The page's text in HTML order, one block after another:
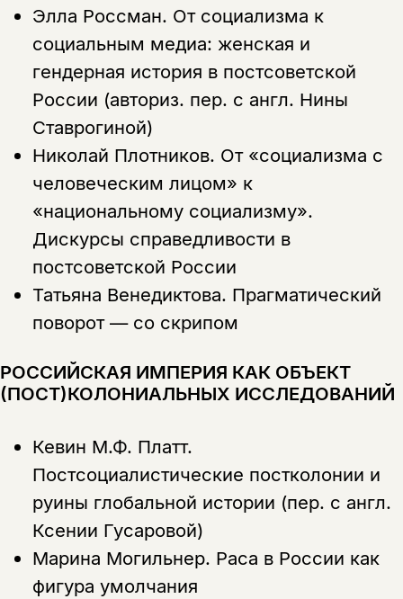
Элла Россман. От социализма к
социальным медиа: женская и
гендерная история в постсоветской
России (авториз. пер. с англ. Нины
Ставрогиной)
Николай Плотников. От «социализма с
человеческим лицом» к
«национальному социализму».
Дискурсы справедливости в
постсоветской России
Татьяна Венедиктова. Прагматический
поворот — со скрипом
РОССИЙСКАЯ ИМПЕРИЯ КАК ОБЪЕКТ
(ПОСТ)КОЛОНИАЛЬНЫХ ИССЛЕДОВАНИЙ
Кевин М.Ф. Платт.
Постсоциалистические постколонии и
руины глобальной истории (пер. с англ.
Ксении Гусаровой)
Марина Могильнер. Раса в России как
фигура умолчания
Поделиться
Подписка на рассылку
Раз в неделю мы отправляем рассылку
о книгах и событиях «НЛО».
скидку 15%
Я соглашаюсь сПолитикой конфиденциальности
подписаться
Этой книги временно
нет в продаже.
Вы можете подписаться на
уведомления, и при поступлении книги
на склад получить письмо на указанный
электронный адрес.
подписаться
Эта книга
не предназначена для
несовершеннолетних
вам уже исполнилось 18 лет?
да
нет, вернуться назад